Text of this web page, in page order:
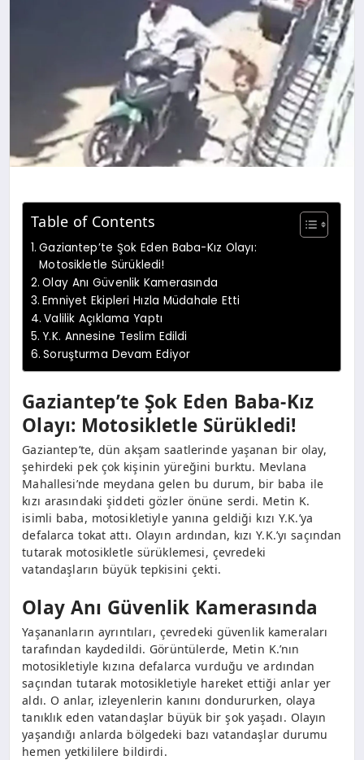
Table of Contents
Gaziantep’te Şok Eden Baba-Kız Olayı:
Motosikletle Sürükledi!
Olay Anı Güvenlik Kamerasında
Emniyet Ekipleri Hızla Müdahale Etti
Valilik Açıklama Yaptı
Y.K. Annesine Teslim Edildi
Soruşturma Devam Ediyor
Gaziantep’te Şok Eden Baba-Kız
Olayı: Motosikletle Sürükledi!
Gaziantep’te, dün akşam saatlerinde yaşanan bir olay,
şehirdeki pek çok kişinin yüreğini burktu. Mevlana
Mahallesi’nde meydana gelen bu durum, bir baba ile
kızı arasındaki şiddeti gözler önüne serdi. Metin K.
isimli baba, motosikletiyle yanına geldiği kızı Y.K.’ya
defalarca tokat attı. Olayın ardından, kızı Y.K.’yı saçından
tutarak motosikletle sürüklemesi, çevredeki
vatandaşların büyük tepkisini çekti.
Olay Anı Güvenlik Kamerasında
Yaşananların ayrıntıları, çevredeki güvenlik kameraları
tarafından kaydedildi. Görüntülerde, Metin K.’nın
motosikletiyle kızına defalarca vurduğu ve ardından
saçından tutarak motosikletiyle hareket ettiği anlar yer
aldı. O anlar, izleyenlerin kanını dondururken, olaya
tanıklık eden vatandaşlar büyük bir şok yaşadı. Olayın
yaşandığı anlarda bölgedeki bazı vatandaşlar durumu
hemen yetkililere bildirdi.